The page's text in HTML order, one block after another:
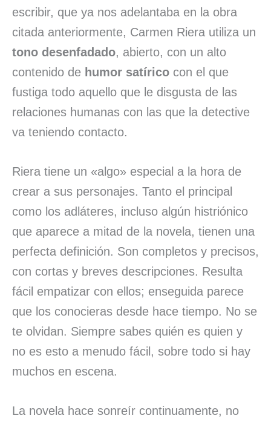
escribir, que ya nos adelantaba en la obra
citada anteriormente, Carmen Riera utiliza un
tono desenfadado, abierto, con un alto
contenido de humor satírico con el que
fustiga todo aquello que le disgusta de las
relaciones humanas con las que la detective
va teniendo contacto.
Riera tiene un «algo» especial a la hora de
crear a sus personajes. Tanto el principal
como los adláteres, incluso algún histriónico
que aparece a mitad de la novela, tienen una
perfecta definición. Son completos y precisos,
con cortas y breves descripciones. Resulta
fácil empatizar con ellos; enseguida parece
que los conocieras desde hace tiempo. No se
te olvidan. Siempre sabes quién es quien y
no es esto a menudo fácil, sobre todo si hay
muchos en escena.
La novela hace sonreír continuamente, no